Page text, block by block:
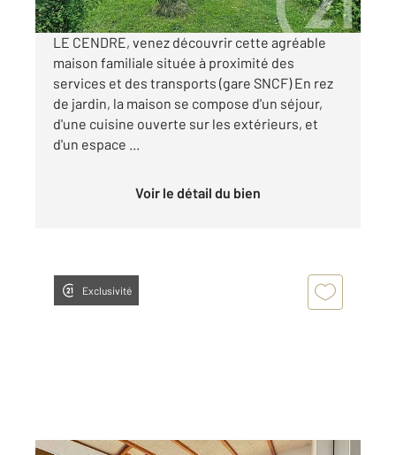
LE CENDRE, venez découvrir cette agréable
maison familiale située à proximité des
services et des transports (gare SNCF) En rez
de jardin, la maison se compose d'un séjour,
d'une cuisine ouverte sur les extérieurs, et
d'un espace ...
Voir le détail du bien
Exclusivité